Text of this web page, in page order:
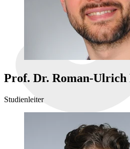
Prof. Dr. Roman-
Studienleiter